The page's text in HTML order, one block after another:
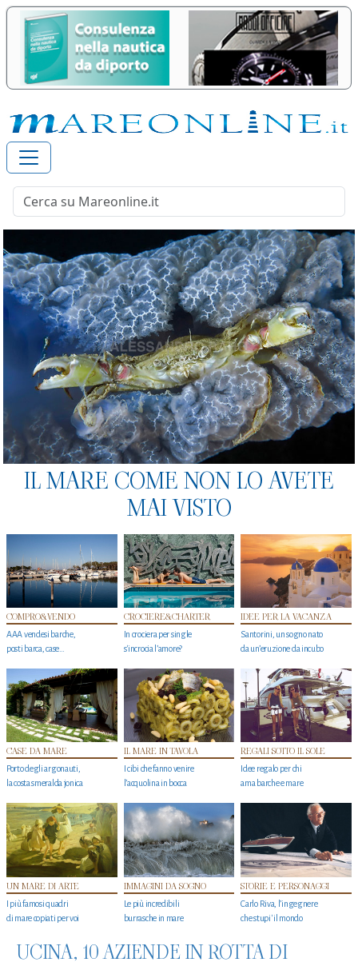
IL MARE COME NON LO AVETE
MAI VISTO
COMPRO&VENDO
AAA vendesi barche,
posti barca, case…
CROCIERE&CHARTER
In crociera per single
s'incrocia l’amore?
IDEE PER LA VACANZA
Santorini, un sogno nato
da un’eruzione da incubo
CASE DA MARE
Porto degli argonauti,
la costa smeralda jonica
IL MARE IN TAVOLA
I cibi che fanno venire
l’acquolina in bocca
REGALI SOTTO IL SOLE
Idee regalo per chi
ama barche e mare
UN MARE DI ARTE
I più famosi quadri
di mare copiati per voi
IMMAGINI DA SOGNO
Le più incredibili
burrasche in mare
STORIE E PERSONAGGI
Carlo Riva, l’ingegnere
che stupi' il mondo
UCINA, 10 AZIENDE IN ROTTA DI